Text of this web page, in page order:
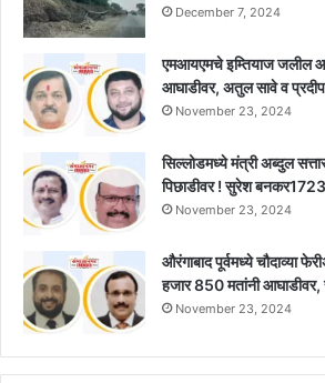
December 7, 2024
एमआयएमचे इम्तियाज जलील
आघाडीवर, अतुल सावे व
November 23, 2024
सिल्लोडमध्ये मंत्री अब्दुल
पिछाडीवर ! सुरेश
November 23, 2024
औरंगाबाद पूर्वमध्ये चौदाव्या
हजार 850 मतांनी आघाडीवर,
November 23, 2024